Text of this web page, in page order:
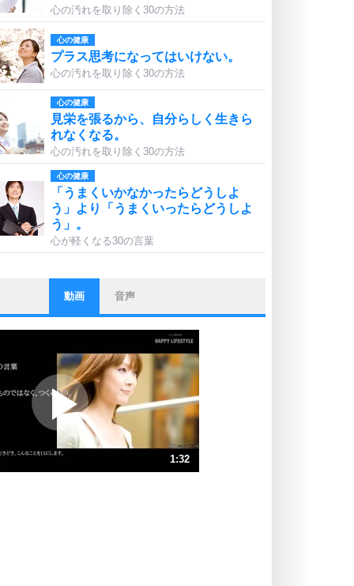
心の汚れを取り除く30の方法
心の健康
プラス思考になってはいけない。
心の汚れを取り除く30の方法
心の健康
見栄を張るから、自分らしく生きら
れなくなる。
心の汚れを取り除く30の方法
心の健康
「うまくいかなかったらどうしよ
う」より「うまくいったらどうしよ
う」。
心が軽くなる30の言葉
ストレス対策
他人と比べない。
いっそのこと、他人を見ない。
プラス思考
ポジティブになれない原因は、行動
しないから。
ポジティブ思考になる30の方法
ストレス対策
動画 音声
1:32